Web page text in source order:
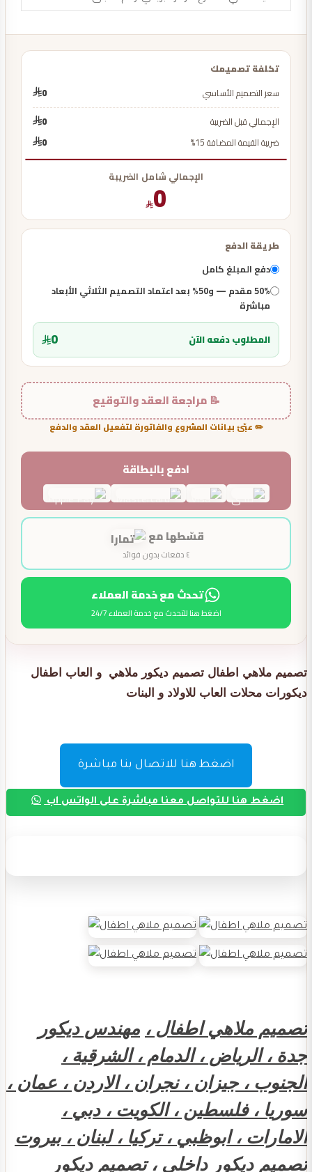
تكلفة تصميمك
سعر التصميم الأساسي
0
الإجمالي قبل الضريبة
0
ضريبة القيمة المضافة 15%
0
الإجمالي شامل الضريبة
0
طريقة الدفع
دفع المبلغ كامل
50% مقدم — و50% بعد اعتماد التصميم الثلاثي الأبعاد
مباشرة
المطلوب دفعه الآن 0
📝 مراجعة العقد والتوقيع
✏️ عبّئ بيانات المشروع والفاتورة لتفعيل العقد والدفع
ادفع بالبطاقة
قسّطها مع
٤ دفعات بدون فوائد
تحدث مع خدمة العملاء
اضغط هنا للتحدث مع خدمة العملاء 24/7
تصميم ملاهي اطفال تصميم ديكور ملاهي و العاب اطفال
ديكورات محلات العاب للاولاد و البنات
اضغط هنا للاتصال بنا مباشرة
اضغط هنا للتواصل معنا مباشرة على الواتس اب
تصميم ملاهي اطفال ، مهندس ديكور
جدة ، الرياض ، الدمام ، الشرقية ،
الجنوب ، جيزان ، نجران ، الاردن ، عمان ،
سوريا ، فلسطين ، الكويت ، دبي ،
الامارات ، ابوظبي ، تركيا ، لبنان ، بيروت
تصميم ديكور داخلي ، تصميم ديكور